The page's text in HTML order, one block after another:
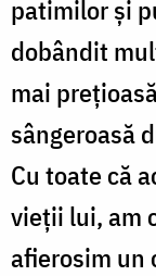
patimilor şi
dobândit
mai
sângeroasă
Cu toate că
vieţii lui, am
afierosim un